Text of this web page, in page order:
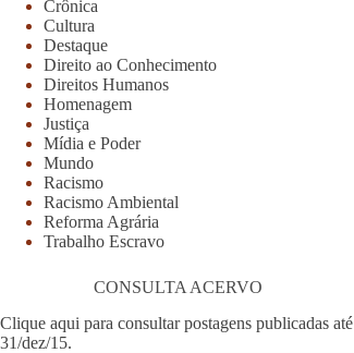
Crônica
Cultura
Destaque
Direito ao Conhecimento
Direitos Humanos
Homenagem
Justiça
Mídia e Poder
Mundo
Racismo
Racismo Ambiental
Reforma Agrária
Trabalho Escravo
CONSULTA ACERVO
Clique aqui para consultar postagens publicadas até
31/dez/15.